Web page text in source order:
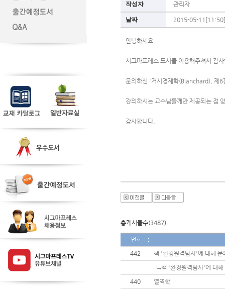
작성자 관리자
날짜 2015-05-11[11:50]
안녕하세요.
시그마프레스 도서를 이용해주셔서 감
문의하신 '거시경제학(Blanchard), 제6
강의하시는 교수님들께만 제공되는 점
감사합니다.
총게시물수(3487)
번호
442
책 '환경원격탐사'에 대해 문
책 '환경원격탐사'에 대
440
열역학